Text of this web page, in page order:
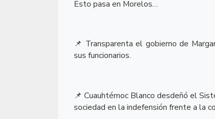
Esto pasa en Morelos…
📌 Transparenta el gobierno de
sus funcionarios.
📌 Cuauhtémoc Blanco desdeñó el
sociedad en la indefensión frente a la